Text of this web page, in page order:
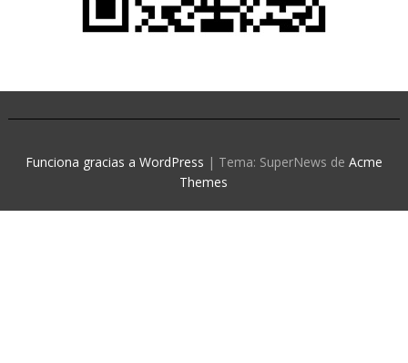
Funciona gracias a WordPress | Tema: SuperNews de Acme
Themes